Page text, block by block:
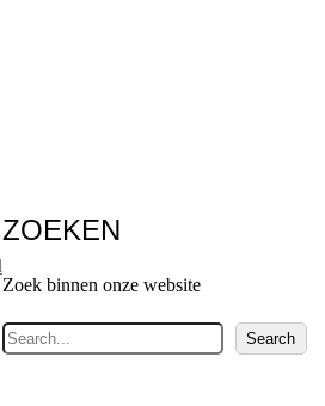
ZOEKEN
Zoek binnen onze website
Z
Search